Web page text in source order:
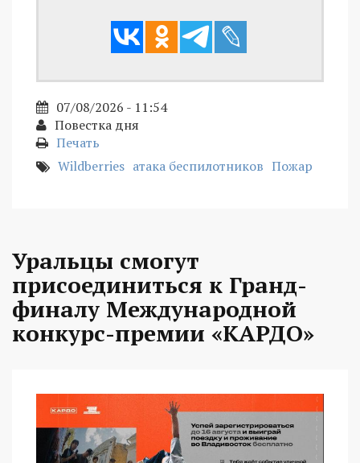
07/08/2026 - 11:54
Повестка дня
Печать
Wildberries атака беспилотников Пожар
Уральцы смогут
присоединиться к Гранд-
финалу Международной
конкурс-премии «КАРДО»